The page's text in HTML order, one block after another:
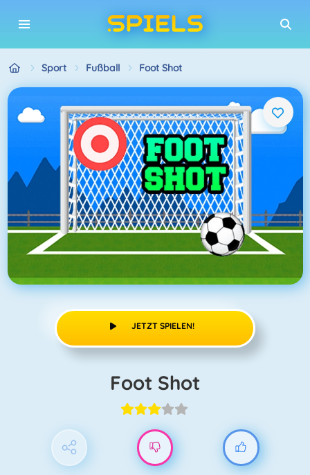
Sport Fußball Foot Shot
JETZT SPIELEN!
Foot Shot